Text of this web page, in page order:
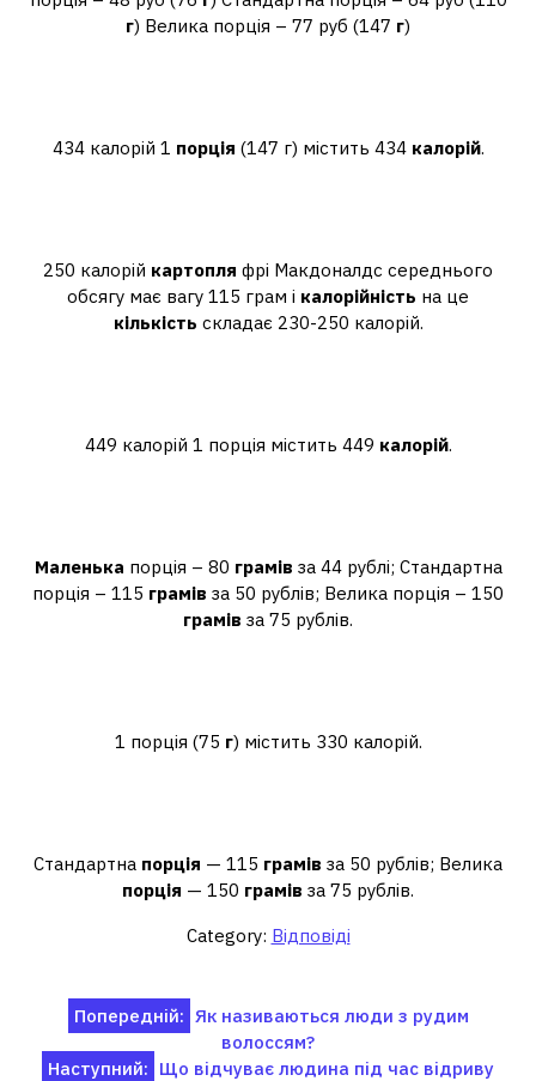
г) Велика порція – 77 руб (147 г)
434 калорій 1 порція (147 г) містить 434 калорій.
250 калорій картопля фрі Макдоналдс середнього
обсягу має вагу 115 грам і калорійність на це
кількість складає 230-250 калорій.
449 калорій 1 порція містить 449 калорій.
Маленька порція – 80 грамів за 44 рублі; Стандартна
порція – 115 грамів за 50 рублів; Велика порція – 150
грамів за 75 рублів.
1 порція (75 г) містить 330 калорій.
Стандартна порція — 115 грамів за 50 рублів; Велика
порція — 150 грамів за 75 рублів.
Category: Відповіді
Навігація
записів
Попередній: Як називаються люди з рудим
волоссям?
Наступний: Що відчуває людина під час відриву